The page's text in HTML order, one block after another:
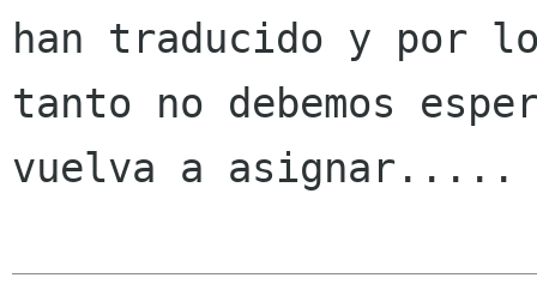
han traducido y por
tanto no debemos
vuelva a asignar.....